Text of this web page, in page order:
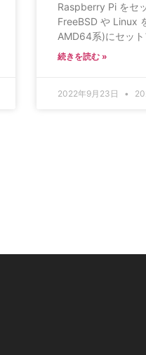
Raspberry Pi をセ
FreeBSD や Linux
AMD64系)にセッ
続きを読む »
2022年9月23日